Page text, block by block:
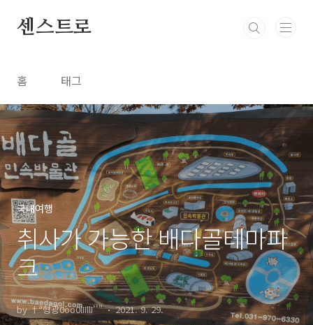
센스트로
홈 태그
국내여행
취사가 가능한 배다골테마파
크
by †ª형광0oo0lIIllI''" 2021. 9. 29.